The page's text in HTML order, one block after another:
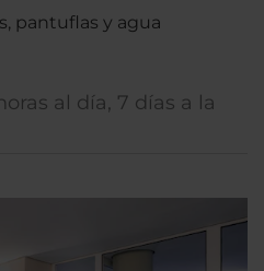
pantuflas y agua
al día, 7 días a la